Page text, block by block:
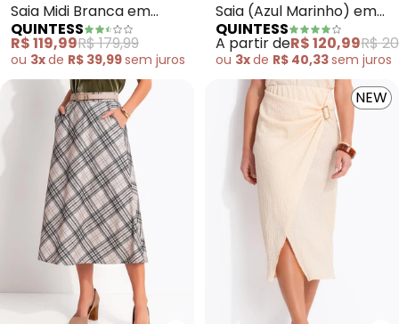
Saia Midi Branca em
Viscose Slub
QUINTESS
R$ 119,99R$ 179,99
ou 3xde R$ 39,99sem juros
Saia (Azul Marinho) em
Viscose Plana
QUINTESS
A partir deR$ 120,99R$
ou 3xde R$ 40,33sem juros
NEW